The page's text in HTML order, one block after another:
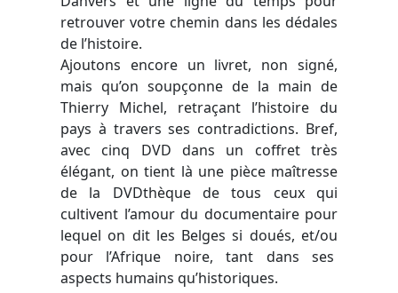
retrouver votre chemin dans les dédales
de l’histoire.
Ajoutons encore un livret, non signé,
mais qu’on soupçonne de la main de
Thierry Michel, retraçant l’histoire du
pays à travers ses contradictions. Bref,
avec cinq DVD dans un coffret très
élégant, on tient là une pièce maîtresse
de la DVDthèque de tous ceux qui
cultivent l’amour du documentaire pour
lequel on dit les Belges si doués, et/ou
pour l’Afrique noire, tant dans ses
aspects humains qu’historiques.